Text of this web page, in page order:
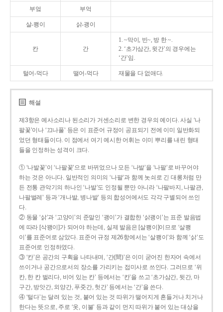
부엌 부억
살-쾡이 삵-괭이
칸 간
1. ~막이, 빈~, 방 한 ~.
2. ‘초가삼간, 윗간’의 경우에는
‘간’임.
털어-먹다 떨어-먹다 재물을 다 없애다.
해설
제3항은 예사소리나 된소리가 거센소리로 변한 경우의 예이다. 사실 ‘나
팔꽃’이나 ‘끄나풀’ 등은 이 표준어 규정이 공표되기 전에 이미 일반화되
었던 형태들이다. 이 점에서 여기 예시한 어휘는 이미 뿌리를 내린 형태
들을 인정하는 성격이 크다.
① ‘나발꽃’이 ‘나팔꽃’으로 바뀌었으나 모든 ‘나발’을 ‘나팔’로 바꾸어야
하는 것은 아니다. 일반적인 의미의 ‘나팔’과 함께 놋쇠로 긴 대롱처럼 만
든 전통 관악기의 하나인 ‘나발’도 인정될 뿐만 아니라 ‘나팔바지, 나팔관,
나팔벌레’ 등과 ‘개나발, 병나발’ 등의 합성어에서도 각각 구별되어 쓰인
다.
② 동물 ‘삵’과 ‘고양이’의 준말인 ‘괭이’가 결합한 ‘삵괭이’는 표준 발음법
에 따라 [삭꽹이]가 되어야 하는데, 실제 발음은 [살쾡이]이므로 ‘살쾡
이’를 표준어로 삼았다. 표준어 규정 제26항에서는 ‘살쾡이’와 함께 ‘삵’도
표준어로 인정하였다.
③ ‘칸’은 공간의 구획을 나타내며, ‘간(間)’은 이미 굳어진 한자어 속에서
쓰이거나 공간으로서의 장소를 가리키는 접미사로 쓰인다. 그러므로 ‘위
칸, 한 칸 벌리다, 비어 있는 칸’ 등에서는 ‘칸’을 쓰고 ‘초가삼간, 뒷간, 마
구간, 방앗간, 외양간, 푸줏간, 헛간’ 등에서는 ‘간’을 쓴다.
④ ‘털다’는 달려 있는 것, 붙어 있는 것 따위가 떨어지게 흔들거나 치거나
한다는 뜻으로, 주로 ‘옷, 이불’ 등과 같이 먼지 따위가 붙어 있는 대상을